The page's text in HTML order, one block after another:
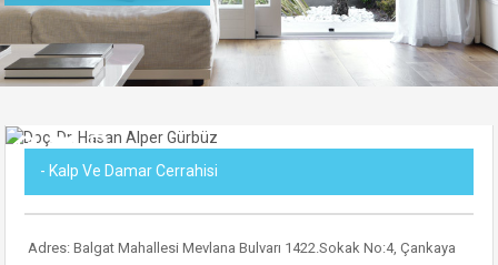
- Kalp Ve Damar Cerrahisi
Adres: Balgat Mahallesi Mevlana Bulvarı 1422.Sokak No:4, Çankaya